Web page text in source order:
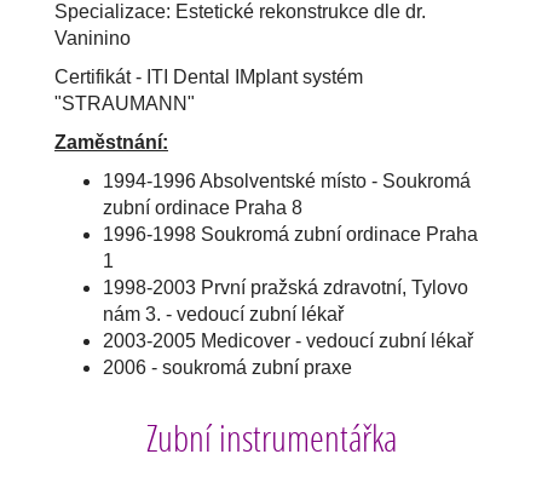
Specializace: Estetické rekonstrukce dle dr.
Vaninino
Certifikát - ITI Dental IMplant systém
"STRAUMANN"
Zaměstnání:
1994-1996 Absolventské místo - Soukromá
zubní ordinace Praha 8
1996-1998 Soukromá zubní ordinace Praha
1
1998-2003 První pražská zdravotní, Tylovo
nám 3. - vedoucí zubní lékař
2003-2005 Medicover - vedoucí zubní lékař
2006 - soukromá zubní praxe
Zubní instrumentářka